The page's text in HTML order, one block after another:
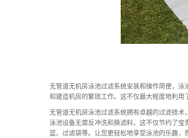
无管道无机房泳池过滤系统安装和操作简便，
和建造机房的繁琐工作。这不仅最大程度地利用
无管道无机房泳池过滤系统拥有卓越的过滤技
泳池设备无需反冲洗和换滤料，这不仅节约了
篮、过滤袋等。让您更轻松地享受泳池的乐趣，